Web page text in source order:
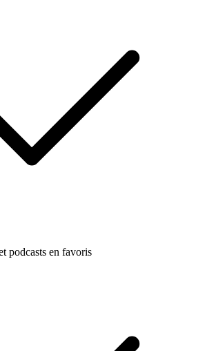
podcasts en favoris